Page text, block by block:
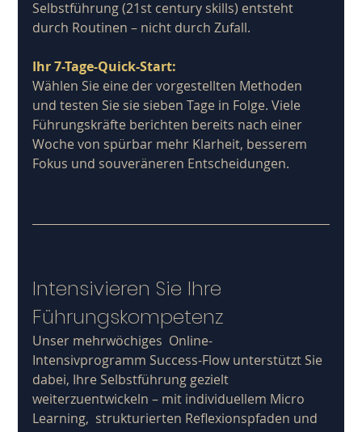
Selbstführung (21st century skills) entsteht
durch Routinen – nicht durch Zufall.
Ihr 7-Tage-Quick-Start:
Wählen Sie eine der vorgestellten Methoden
und testen Sie sie sieben Tage in Folge. Viele
Führungskräfte berichten bereits nach einer
Woche von spürbar mehr Klarheit, besserem
Fokus und souveräneren Entscheidungen.
Intensivieren Sie Ihre
Führungskompetenz
Unser mehrwöchiges  Online-
Intensivprogramm Success-Flow unterstützt Sie
dabei, Ihre Selbstführung gezielt
weiterzuentwickeln – mit individuellem Micro
Learning,  strukturierten Reflexionspfaden und